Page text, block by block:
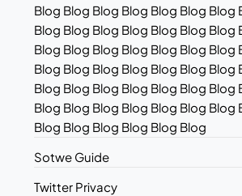
Blog Blog Blog Blog Blog Blog Blog
Blog Blog Blog Blog Blog Blog Blog
Blog Blog Blog Blog Blog Blog Blog
Blog Blog Blog Blog Blog Blog Blog
Blog Blog Blog Blog Blog Blog Blog
Blog Blog Blog Blog Blog Blog Blog
Blog Blog Blog Blog Blog Blog
Sotwe Guide
Twitter Privacy